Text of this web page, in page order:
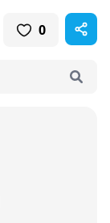
0